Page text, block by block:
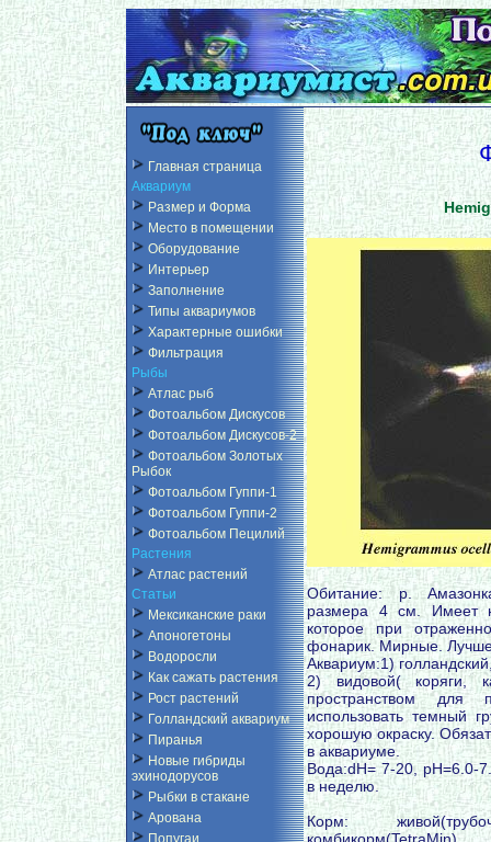
Главная страница
Аквариум
Размер и Форма
Место в помещении
Оборудование
Интерьер
Заполнение
Типы аквариумов
Характерные ошибки
Фильтрация
Рыбы
Атлас рыб
Фотоальбом Дискусов
Фотоальбом Дискусов-2
Фотоальбом Золотых
Рыбок
Фотоальбом Гуппи-1
Фотоальбом Гуппи-2
Фотоальбом Пецилий
Растения
Атлас растений
Статьи
Мексиканские раки
Апоногетоны
Водоросли
Как сажать растения
Рост растений
Голландский аквариум
Пиранья
Новые гибриды
эхинодорусов
Рыбки в стакане
Арована
Попугаи
Обитание: р.
размера 4 см. Имеет
которое при
фонарик. Мирные. Лучше
Аквариум:1)
2) видовой( коряги,
пространством для
использовать темный
хорошую окраску.
в аквариуме.
Вода:dH= 7-20, pH=6.0-
в неделю.
Корм:
комбикорм(TetraMin).